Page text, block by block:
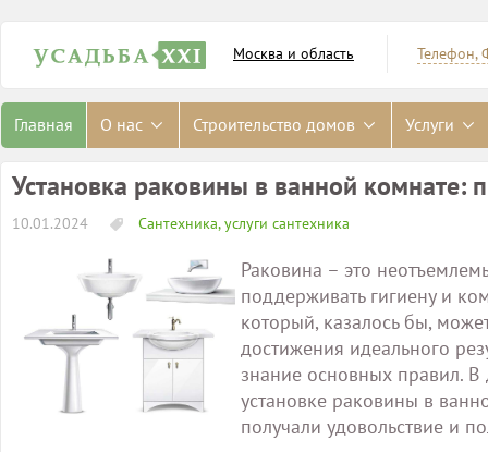
Телефон,
Москва и область
Главная О нас Строительство домов Услуги
Установка раковины в ванной комнате:
10.01.2024 Сантехника, услуги сантехника
Раковина – это
поддерживать гигиену и
который, казалось бы,
достижения идеального
знание основных правил.
установке раковины в
получали удовольствие и